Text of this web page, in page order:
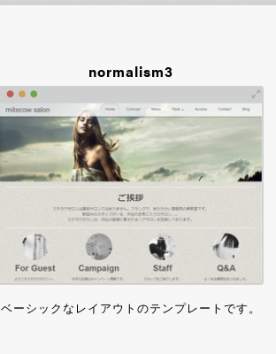
normalism3
ベーシックなレイアウトのテンプレートです。